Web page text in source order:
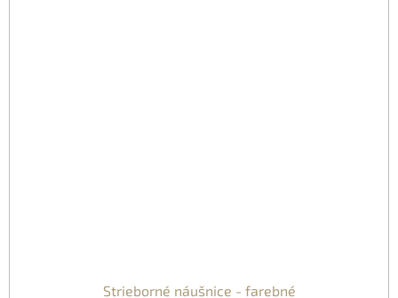
Strieborné náušnice - farebné